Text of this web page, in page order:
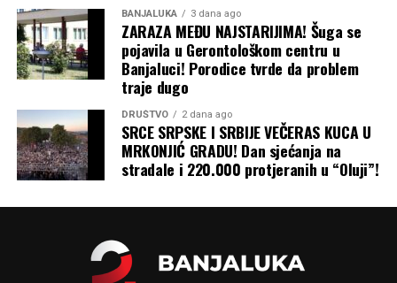
Podatke o uplatama koje navodi Klječanin nije bilo
moguće nezavisno provjeriti jer institucije ne objavljuju
pojedinačne iznose koncesionih naknada po projektima.
Iz Poreske uprave Republike Srpske dobili smo samo
informaciju o ukupnom iznosu uplaćenih koncesija u
2025. godini koji je iznosio 45.119.817 КM, ali
pojedinačne podatke za ovu i druge kompanije nam nisu
dali pravdajući to poslovnom tajnom. U Poreskoj upravi
FBiH rekli su da nisu nadležni za prikupljanje ovih
naknada pa da tako i ne raspolažu ovim podacima, pa je
doprinosu pojedinačnih rudarskih projekata javnim
BANJALUKA 3 dana ago
ZARAZA MEĐU NAJSTARIJIMA! Šuga se
pojavila u Gerontološkom centru u
Banjaluci! Porodice tvrde da problem
traje dugo
DRUŠTVO 2 dana ago
SRCE SRPSKE I SRBIJE VEČERAS KUCA U
MRKONJIĆ GRADU! Dan sjećanja na
stradale i 220.000 protjeranih u “Oluji”!